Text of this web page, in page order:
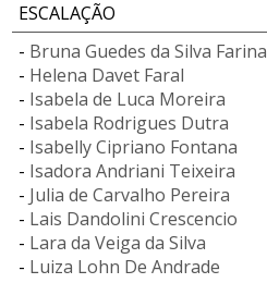
ESCALAÇÃO
- Bruna Guedes da Silva Farina
- Helena Davet Faral
- Isabela de Luca Moreira
- Isabela Rodrigues Dutra
- Isabelly Cipriano Fontana
- Isadora Andriani Teixeira
- Julia de Carvalho Pereira
- Lais Dandolini Crescencio
- Lara da Veiga da Silva
- Luiza Lohn De Andrade